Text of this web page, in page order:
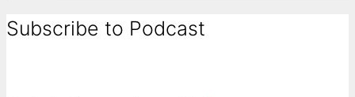
Subscribe to Podcast